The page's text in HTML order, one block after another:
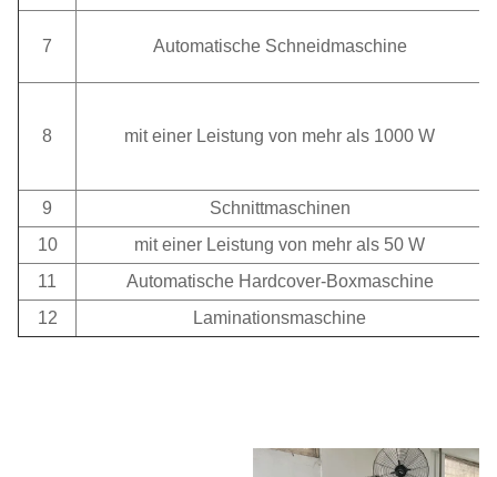
7 Automatische Schneidmaschine
8 mit einer Leistung von mehr als 1000 W
9
Schnittmaschinen
10
mit einer Leistung von mehr als 50 W
11
Automatische Hardcover-Boxmaschine
12
Laminationsmaschine